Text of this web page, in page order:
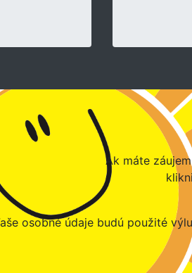
Ak máte
osobné údaje budú použité